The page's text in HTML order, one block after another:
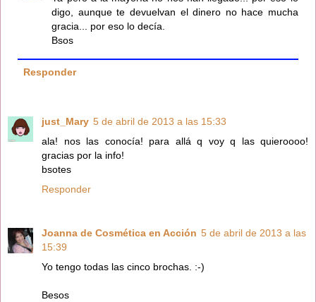
digo, aunque te devuelvan el dinero no hace mucha
gracia... por eso lo decía.
Bsos
Responder
just_Mary 5 de abril de 2013 a las 15:33
ala! nos las conocía! para allá q voy q las quieroooo!
gracias por la info!
bsotes
Responder
Joanna de Cosmética en Acción 5 de abril de 2013 a las
15:39
Yo tengo todas las cinco brochas. :-)
Besos